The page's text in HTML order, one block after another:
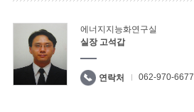
에너지지능화연구실
실장 고석갑
연락처 062-970-6677